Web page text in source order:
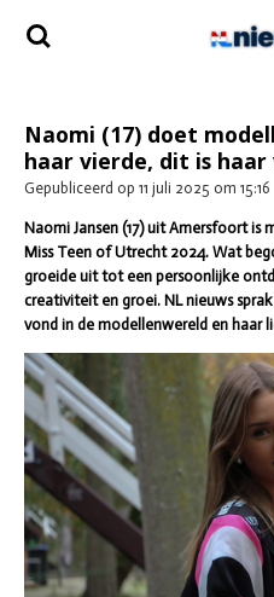
Ga
direct
Naomi (17) doet
haar vierde, dit is haar
Gepubliceerd op 11 juli 2025 om 15:16
Naomi Jansen (17) uit Amersfoort is
Miss Teen of Utrecht 2024. Wat
groeide uit tot een persoonlijke
creativiteit en groei. NL nieuws
vond in de modellenwereld en haar